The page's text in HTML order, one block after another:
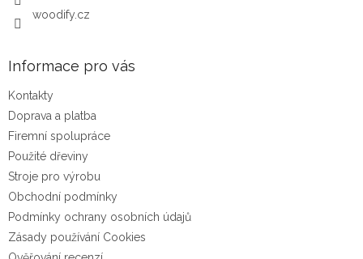
woodify.cz
Informace pro vás
Kontakty
Doprava a platba
Firemní spolupráce
Použité dřeviny
Stroje pro výrobu
Obchodní podmínky
Podmínky ochrany osobních údajů
Zásady používání Cookies